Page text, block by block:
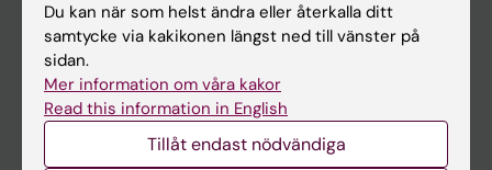
Forskning
Om KI
På gång
Nyheter
Du kan när som helst ändra eller återkalla ditt
samtycke via kakikonen längst ned till vänster på
sidan.
Mer information om våra kakor
Read this information in English
Tillåt endast nödvändiga